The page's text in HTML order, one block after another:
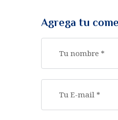
Agrega tu